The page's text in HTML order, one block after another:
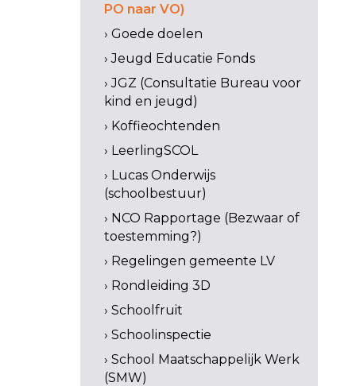
PO naar VO)
› Goede doelen
› Jeugd Educatie Fonds
› JGZ (Consultatie Bureau voor
kind en jeugd)
› Koffieochtenden
› LeerlingSCOL
› Lucas Onderwijs
(schoolbestuur)
› NCO Rapportage (Bezwaar of
toestemming?)
› Regelingen gemeente LV
› Rondleiding 3D
› Schoolfruit
› Schoolinspectie
› School Maatschappelijk Werk
(SMW)